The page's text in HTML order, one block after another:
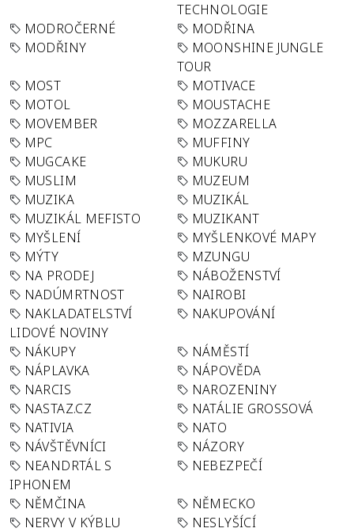
TECHNOLOGIE
MODROČERNÉ
MODŘINA
MODŘINY
MOONSHINE JUNGLE
TOUR
MOST
MOTIVACE
MOTOL
MOUSTACHE
MOVEMBER
MOZZARELLA
MPC
MUFFINY
MUGCAKE
MUKURU
MUSLIM
MUZEUM
MUZIKA
MUZIKÁL
MUZIKÁL MEFISTO
MUZIKANT
MYŠLENÍ
MYŠLENKOVÉ MAPY
MÝTY
MZUNGU
NA PRODEJ
NÁBOŽENSTVÍ
NADÚMRTNOST
NAIROBI
NAKLADATELSTVÍ
LIDOVÉ NOVINY
NAKUPOVÁNÍ
NÁKUPY
NÁMĚSTÍ
NÁPLAVKA
NÁPOVĚDA
NARCIS
NAROZENINY
NASTAZ.CZ
NATÁLIE GROSSOVÁ
NATIVIA
NATO
NÁVŠTĚVNÍCI
NÁZORY
NEANDRTÁL S
IPHONEM
NEBEZPEČÍ
NĚMČINA
NĚMECKO
NERVY V KÝBLU
NESLYŠÍCÍ